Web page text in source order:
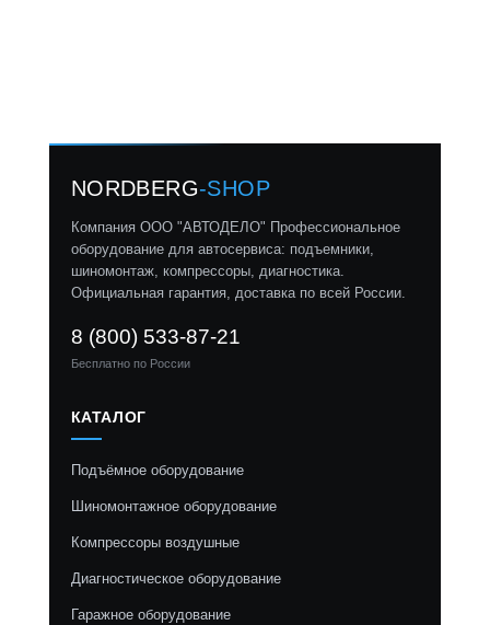
NORDBERG-SHOP
Компания ООО "АВТОДЕЛО" Профессиональное
оборудование для автосервиса: подъемники,
шиномонтаж, компрессоры, диагностика.
Официальная гарантия, доставка по всей России.
8 (800) 533-87-21
Бесплатно по России
КАТАЛОГ
Подъёмное оборудование
Шиномонтажное оборудование
Компрессоры воздушные
Диагностическое оборудование
Гаражное оборудование